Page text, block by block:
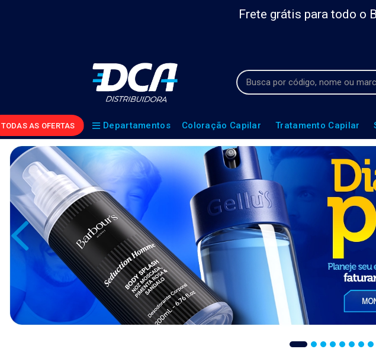
Frete grátis para todo o
TODAS AS OFERTAS Departamentos Coloração Capilar Tratamento Capilar